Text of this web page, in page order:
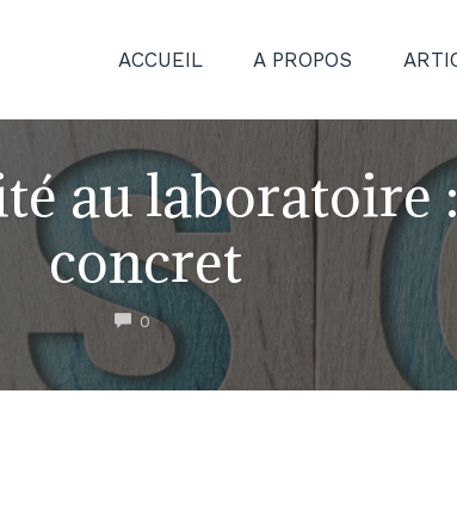
ACCUEIL A PROPOS
au laboratoire
concret
0COMMENTS